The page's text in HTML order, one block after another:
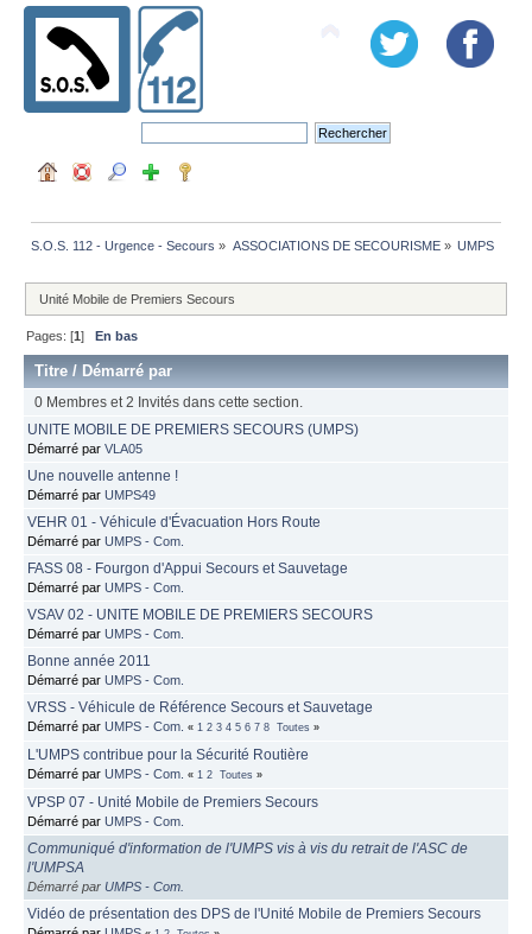
S.O.S. 112 - Urgence - Secours » ASSOCIATIONS DE SECOURISME» UMPS
Unité Mobile de Premiers Secours
Pages: [1]En bas
Titre / Démarré par
0 Membres et 2 Invités dans cette section.
UNITE MOBILE DE PREMIERS SECOURS (UMPS)
Démarré par VLA05
Une nouvelle antenne !
Démarré par UMPS49
VEHR 01 - Véhicule d'Évacuation Hors Route
Démarré par UMPS - Com.
FASS 08 - Fourgon d'Appui Secours et Sauvetage
Démarré par UMPS - Com.
VSAV 02 - UNITE MOBILE DE PREMIERS SECOURS
Démarré par UMPS - Com.
Bonne année 2011
Démarré par UMPS - Com.
VRSS - Véhicule de Référence Secours et Sauvetage
Démarré par UMPS - Com. « 1 2 3 4 5 6 7 8 Toutes »
L'UMPS contribue pour la Sécurité Routière
Démarré par UMPS - Com. « 1 2 Toutes »
VPSP 07 - Unité Mobile de Premiers Secours
Démarré par UMPS - Com.
Communiqué d'information de l'UMPS vis à vis du retrait de l'ASC de
l'UMPSA
Démarré par UMPS - Com.
Vidéo de présentation des DPS de l'Unité Mobile de Premiers Secours